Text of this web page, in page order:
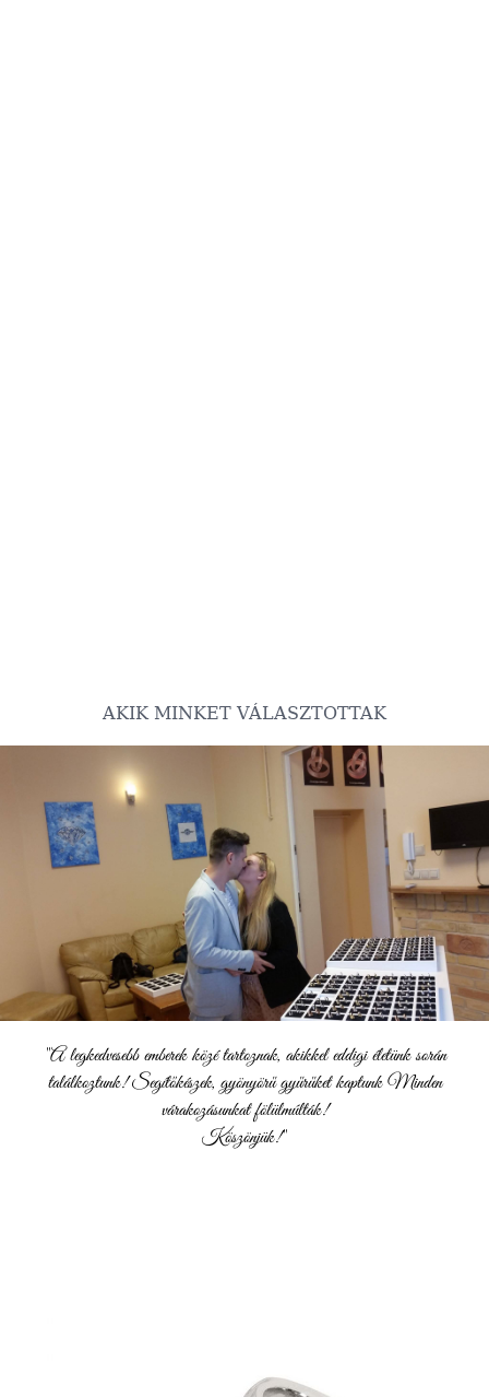
AKIK MINKET VÁLASZTOTTAK
"A legkedvesebb emberek közé tartoznak, akikkel eddigi életünk során
találkoztunk! Segítőkészek, gyönyörű gyűrűket kaptunk Minden
várakozásunkat fölülmúlták!
Köszönjük!"